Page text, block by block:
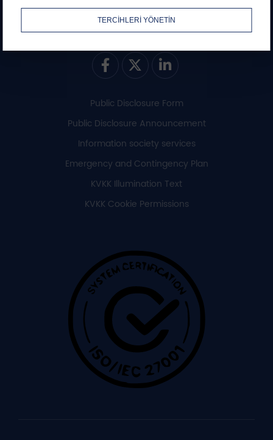
Social Media
Public Disclosure Form
Public Disclosure Announcement
Information society services
Emergency and Contingency Plan
KVKK Illumination Text
KVKK Cookie Permissions
TERCİHLERİ YÖNETİN